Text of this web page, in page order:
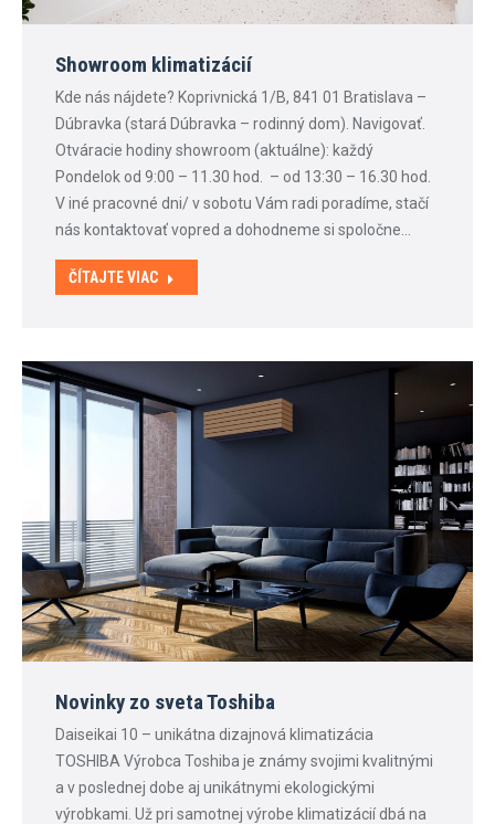
Showroom klimatizácií
Kde nás nájdete? Koprivnická 1/B, 841 01 Bratislava –
Dúbravka (stará Dúbravka – rodinný dom). Navigovať.
Otváracie hodiny showroom (aktuálne): každý
Pondelok od 9:00 – 11.30 hod. – od 13:30 – 16.30 hod.
V iné pracovné dni/ v sobotu Vám radi poradíme, stačí
nás kontaktovať vopred a dohodneme si spoločne…
ČÍTAJTE VIAC
Novinky zo sveta Toshiba
Daiseikai 10 – unikátna dizajnová klimatizácia
TOSHIBA Výrobca Toshiba je známy svojimi kvalitnými
a v poslednej dobe aj unikátnymi ekologickými
výrobkami. Už pri samotnej výrobe klimatizácií dbá na